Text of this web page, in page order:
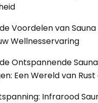
Voordelen van
Wellnesservaring
Ontspannende
Een Wereld van Rust
Infrarood